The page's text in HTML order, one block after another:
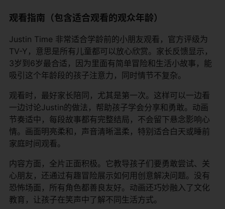
观看指南（包含适合观看的观众年龄）
Justin Time 非常适合学龄前的小朋友观看，官方评级为
TV-Y，意思是所有儿童都可以放心欣赏。家长反馈显示，
3岁到6岁最合适，因为里面有简单冒险和生活小故事，能
吸引这个年龄段的孩子注意力，同时情节不复杂。
观看时，最好家长陪同，尤其是第一次。这样可以一边看
一边讨论Justin的做法，帮助孩子学会分享和勇敢。动画
节奏适中，每段故事都有完整结局，不会留下悬念影响心
情。画面明亮柔和，声音清晰温柔，特别适合白天或睡前
家庭时间观看。
内容方面，全片正面积极。它教导孩子们要勇敢尝试、关
心朋友，还通过有趣冒险展示如何用创意解决问题。没有
恐怖场面，所有角色都善良友好。动画还巧妙融入了文化
教育，让孩子在笑声中了解不同生活方式。